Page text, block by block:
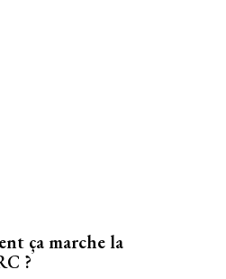
ça marche la
?